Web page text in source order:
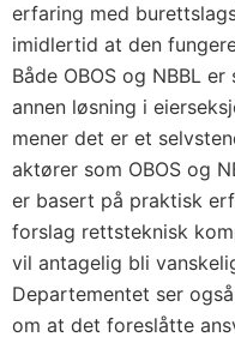
erfaring med
imidlertid at den
Både OBOS og NBBL
annen løsning i
mener det er et
aktører som OBOS og
er basert på praktisk
forslag rettsteknisk
vil antagelig bli
Departementet ser
om at det foreslåtte